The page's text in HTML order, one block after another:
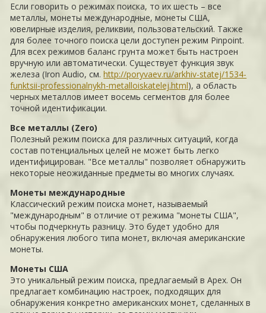
Если говорить о режимах поиска, то их шесть – все
металлы, монеты международные, монеты США,
ювелирные изделия, реликвии, пользовательский. Также
для более точного поиска цели доступен режим Pinpoint.
Для всех режимов баланс грунта может быть настроен
вручную или автоматически. Существует функция звук
железа (Iron Audio, см.http://poryvaev.ru/arkhiv-statej/1534-
funktsii-professionalnykh-metalloiskatelej.html), а область
черных металлов имеет восемь сегментов для более
точной идентификации.
Все металлы (Zero)
Полезный режим поиска для различных ситуаций, когда
состав потенциальных целей не может быть легко
идентифицирован. "Все металлы" позволяет обнаружить
некоторые неожиданные предметы во многих случаях.
Монеты международные
Классический режим поиска монет, называемый
"международным" в отличие от режима "монеты США",
чтобы подчеркнуть разницу. Это будет удобно для
обнаружения любого типа монет, включая американские
монеты.
Монеты США
Это уникальный режим поиска, предлагаемый в Apex. Он
предлагает комбинацию настроек, подходящих для
обнаружения конкретно американских монет, сделанных в